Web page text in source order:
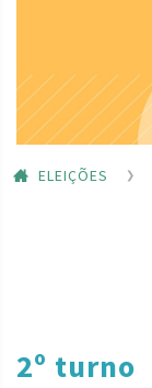
ELEIÇÕES
2º turno